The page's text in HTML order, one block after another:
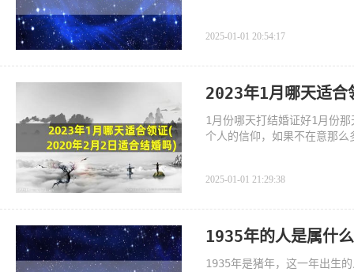
2025-01-01 20:54:17
2023年1月哪天适
1月份哪天打结婚证好1月份
个人的信仰，如果不在意那
2025-01-01 21:29:38
1935年的人是属什
1935年是猪年，这一年出生